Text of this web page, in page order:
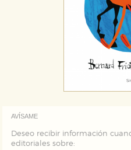
AVÍSAME
Deseo recibir información
editoriales sobre:
nuestro sitio web.
servicios para que no
vez que nos visita. La
tanto, es anónima.
Cookies de publicidad y
Estas cookies son
publicitarios y se
relevante para sus
GUARDAR